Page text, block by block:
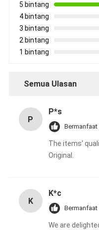
5 bintang
4 bintang
3 bintang
2 bintang
1 bintang
Semua Ulasan
P
P*s
Bermanfaat
The items'
Original.
K
K*c
Bermanfaat
We are